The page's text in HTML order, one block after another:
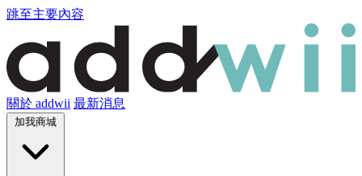
跳至主要內容
關於 addwii 最新消息
加我商城